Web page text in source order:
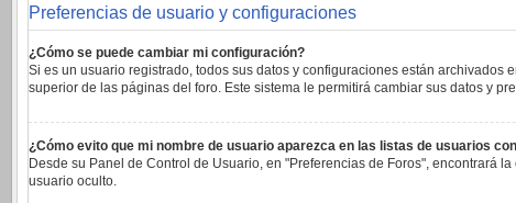
Preferencias de usuario y configuraciones
¿Cómo se puede cambiar mi configuración?
Si es un usuario registrado, todos sus datos y configuraciones están
superior de las páginas del foro. Este sistema le permitirá cambiar sus datos y
¿Cómo evito que mi nombre de usuario aparezca en las listas de usuarios
Desde su Panel de Control de Usuario, en "Preferencias de Foros", encontrará la
usuario oculto.